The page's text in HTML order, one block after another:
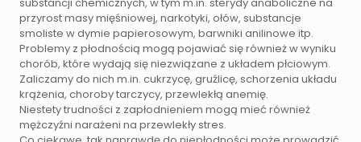
przyrost masy mięśniowej, narkotyki, ołów, substancje
smoliste w dymie papierosowym, barwniki anilinowe itp.
Problemy z płodnością mogą pojawiać się również w wyniku
chorób, które wydają się niezwiązane z układem płciowym.
Zaliczamy do nich m.in. cukrzycę, gruźlicę, schorzenia układu
krążenia, choroby tarczycy, przewlekłą anemię.
Niestety trudności z zapłodnieniem mogą mieć również
mężczyźni narażeni na przewlekły stres.